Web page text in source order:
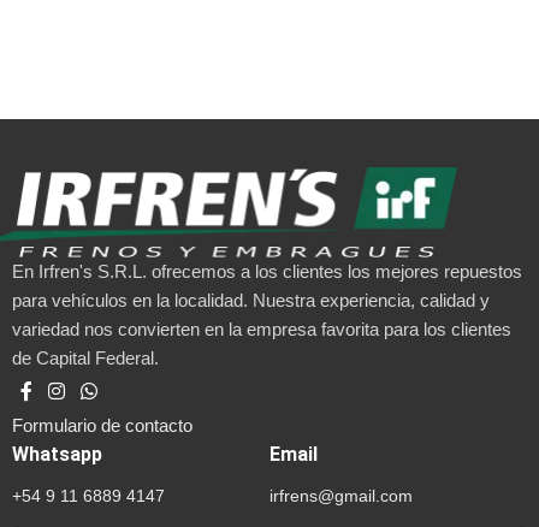
En Irfren's S.R.L. ofrecemos a los clientes los mejores repuestos
para vehículos en la localidad. Nuestra experiencia, calidad y
variedad nos convierten en la empresa favorita para los clientes
de Capital Federal.
Formulario de contacto
Whatsapp
+54 9 11 6889 4147
Email
irfrens@gmail.com